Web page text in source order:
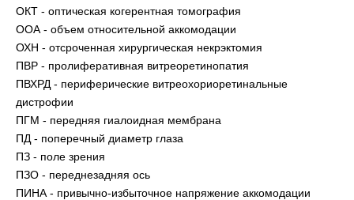
ОКТ - оптическая когерентная томография
ООА - объем относительной аккомодации
ОХН - отсроченная хирургическая некрэктомия
ПВР - пролиферативная витреоретинопатия
ПВХРД - периферические витреохориоретинальные
дистрофии
ПГМ - передняя гиалоидная мембрана
ПД - поперечный диаметр глаза
ПЗ - поле зрения
ПЗО - переднезадняя ось
ПИНА - привычно-избыточное напряжение аккомодации